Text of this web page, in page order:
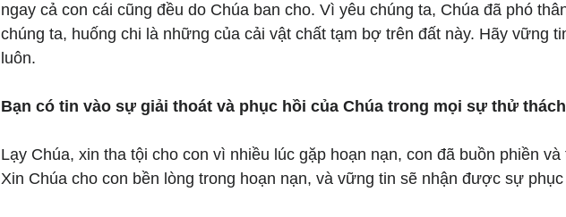
ngay cả con cái cũng đều do Chúa ban cho. Vì yêu chúng ta, Chúa đã phó
chúng ta, huống chi là những của cải vật chất tạm bợ trên đất này. Hãy vững
luôn.
Bạn có tin vào sự giải thoát và phục hồi của Chúa trong mọi sự thử
Lạy Chúa, xin tha tội cho con vì nhiều lúc gặp hoạn nạn, con đã buồn phiền và
Xin Chúa cho con bền lòng trong hoạn nạn, và vững tin sẽ nhận được sự